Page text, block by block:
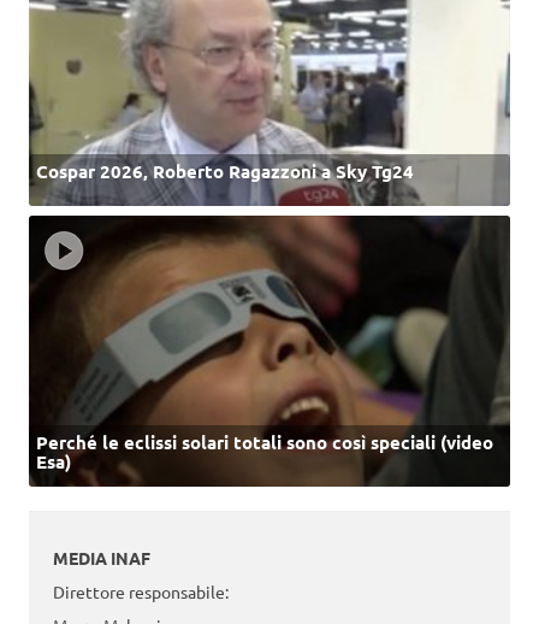
Cospar 2026, Roberto Ragazzoni a Sky Tg24
Perché le eclissi solari totali sono così speciali (video
Esa)
MEDIA INAF
Direttore responsabile: